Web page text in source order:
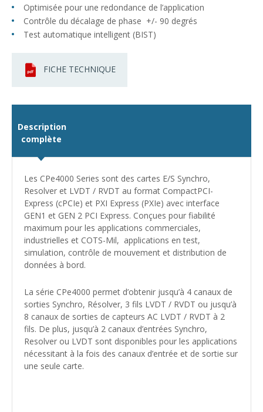
Optimisée pour une redondance de l’application
Contrôle du décalage de phase +/- 90 degrés
Test automatique intelligent (BIST)
FICHE TECHNIQUE
Description
complète
Les CPe4000 Series sont des cartes E/S Synchro,
Resolver et LVDT / RVDT au format CompactPCI-
Express (cPCIe) et PXI Express (PXIe) avec interface
GEN1 et GEN 2 PCI Express. Conçues pour fiabilité
maximum pour les applications commerciales,
industrielles et COTS-Mil, applications en test,
simulation, contrôle de mouvement et distribution de
données à bord.
La série CPe4000 permet d’obtenir jusqu’à 4 canaux de
sorties Synchro, Résolver, 3 fils LVDT / RVDT ou jusqu’à
8 canaux de sorties de capteurs AC LVDT / RVDT à 2
fils. De plus, jusqu’à 2 canaux d’entrées Synchro,
Resolver ou LVDT sont disponibles pour les applications
nécessitant à la fois des canaux d’entrée et de sortie sur
une seule carte.